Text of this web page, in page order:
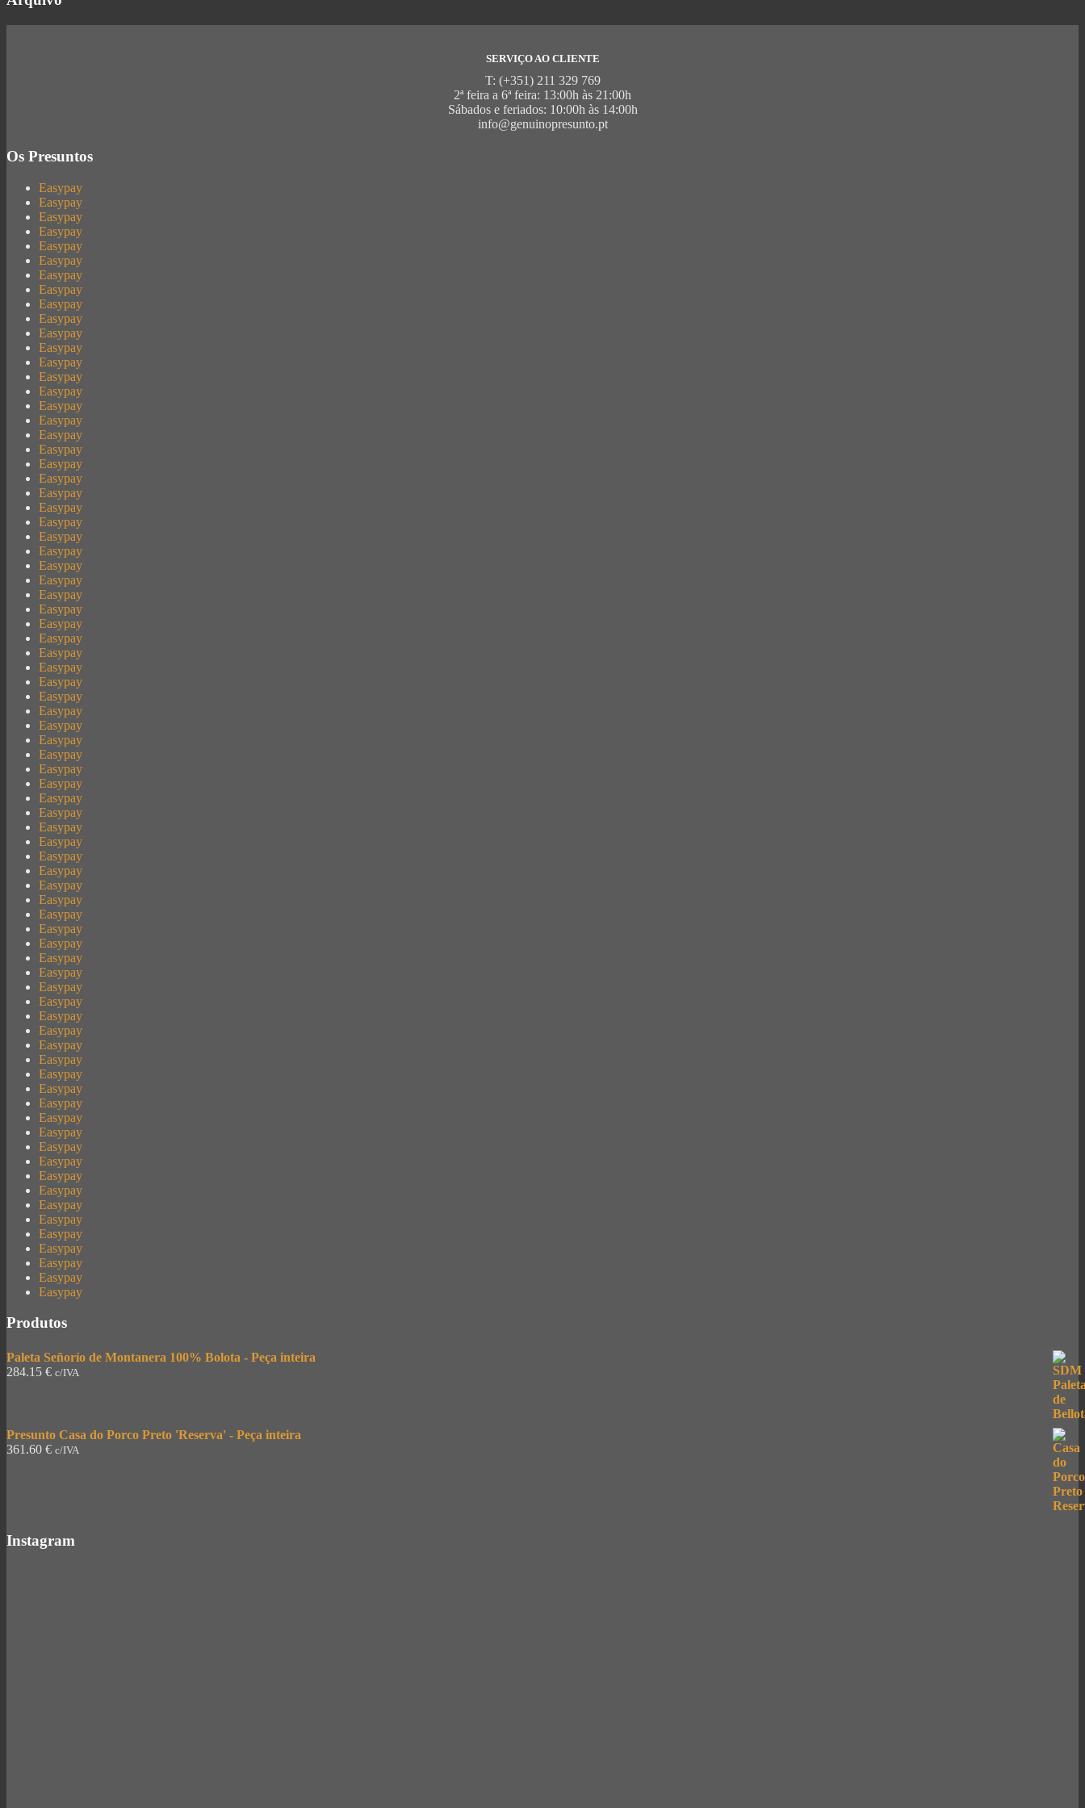
SERVIÇO AO CLIENTE
T: (+351) 211 329 769
2ª feira a 6ª feira: 13:00h às 21:00h
Sábados e feriados: 10:00h às 14:00h
info@genuinopresunto.pt
Os Presuntos
Easypay
Easypay
Easypay
Easypay
Easypay
Easypay
Easypay
Easypay
Easypay
Easypay
Easypay
Easypay
Easypay
Easypay
Easypay
Easypay
Easypay
Easypay
Easypay
Easypay
Easypay
Easypay
Easypay
Easypay
Easypay
Easypay
Easypay
Easypay
Easypay
Easypay
Easypay
Easypay
Easypay
Easypay
Easypay
Easypay
Easypay
Easypay
Easypay
Easypay
Easypay
Easypay
Easypay
Easypay
Easypay
Easypay
Easypay
Easypay
Easypay
Easypay
Easypay
Easypay
Easypay
Easypay
Easypay
Easypay
Easypay
Easypay
Easypay
Easypay
Easypay
Easypay
Easypay
Easypay
Easypay
Easypay
Easypay
Easypay
Easypay
Easypay
Easypay
Easypay
Easypay
Easypay
Easypay
Easypay
Easypay
Produtos
Paleta Señorío de Montanera 100% Bolota - Peça inteira
284.15 € c/IVA
Presunto Casa do Porco Preto 'Reserva' - Peça inteira
361.60 € c/IVA
Instagram